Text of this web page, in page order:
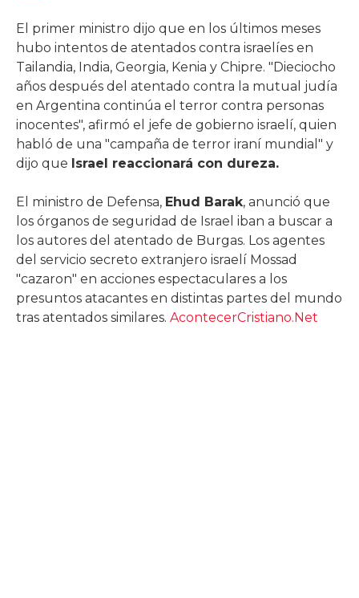
El primer ministro dijo que en los últimos meses
hubo intentos de atentados contra israelíes en
Tailandia, India, Georgia, Kenia y Chipre. "Dieciocho
años después del atentado contra la mutual judía
en Argentina continúa el terror contra personas
inocentes", afirmó el jefe de gobierno israelí, quien
habló de una "campaña de terror iraní mundial" y
dijo que Israel reaccionará con dureza.
El ministro de Defensa, Ehud Barak, anunció que
los órganos de seguridad de Israel iban a buscar a
los autores del atentado de Burgas. Los agentes
del servicio secreto extranjero israelí Mossad
"cazaron" en acciones espectaculares a los
presuntos atacantes en distintas partes del mundo
tras atentados similares. AcontecerCristiano.Net